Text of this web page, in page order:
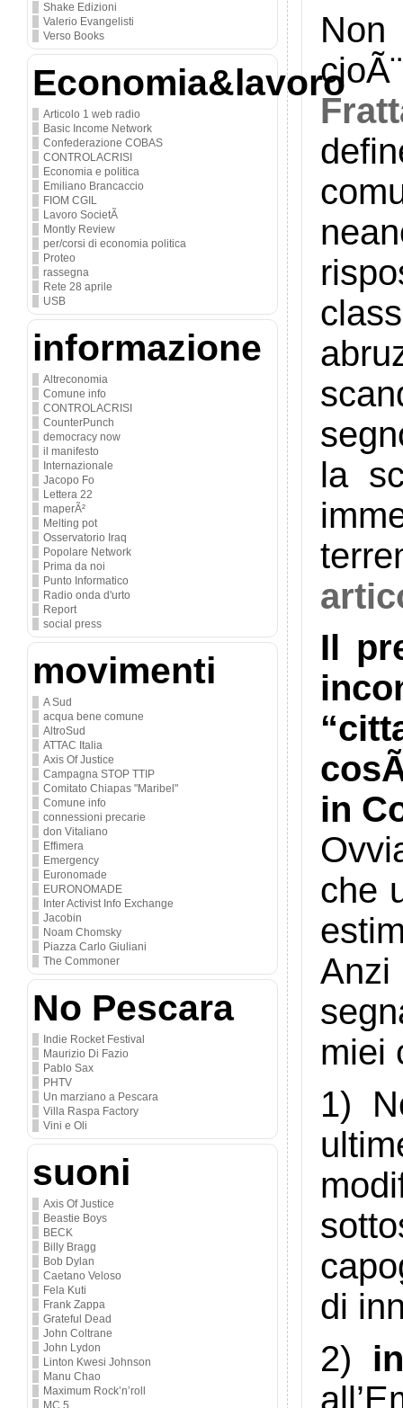
Shake Edizioni
Valerio Evangelisti
Verso Books
Economia&lavoro
Articolo 1 web radio
Basic Income Network
Confederazione COBAS
CONTROLACRISI
Economia e politica
Emiliano Brancaccio
FIOM CGIL
Lavoro SocietÃ
Montly Review
per/corsi di economia politica
Proteo
rassegna
Rete 28 aprile
USB
informazione
Altreconomia
Comune info
CONTROLACRISI
CounterPunch
democracy now
il manifesto
Internazionale
Jacopo Fo
Lettera 22
maperÃ²
Melting pot
Osservatorio Iraq
Popolare Network
Prima da noi
Punto Informatico
Radio onda d'urto
Report
social press
movimenti
A Sud
acqua bene comune
AltroSud
ATTAC Italia
Axis Of Justice
Campagna STOP TTIP
Comitato Chiapas "Maribel"
Comune info
connessioni precarie
don Vitaliano
Effimera
Emergency
Euronomade
EURONOMADE
Inter Activist Info Exchange
Jacobin
Noam Chomsky
Piazza Carlo Giuliani
The Commoner
No Pescara
Indie Rocket Festival
Maurizio Di Fazio
Pablo Sax
PHTV
Un marziano a Pescara
Villa Raspa Factory
Vini e Oli
suoni
Axis Of Justice
Beastie Boys
BECK
Billy Bragg
Bob Dylan
Caetano Veloso
Fela Kuti
Frank Zappa
Grateful Dead
John Coltrane
John Lydon
Linton Kwesi Johnson
Manu Chao
Maximum Rock’n’roll
MC 5
Non
la
Il
in
che
Anzi
miei
1)
di
2)